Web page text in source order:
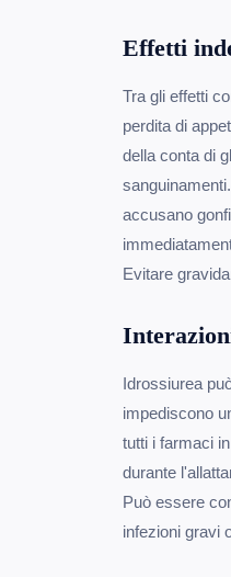
Effetti
Tra gli effetti
perdita di
della conta di
accusano
Evitare
Idrossiurea
impediscono
tutti i farmaci
durante
Può essere
infezioni gravi